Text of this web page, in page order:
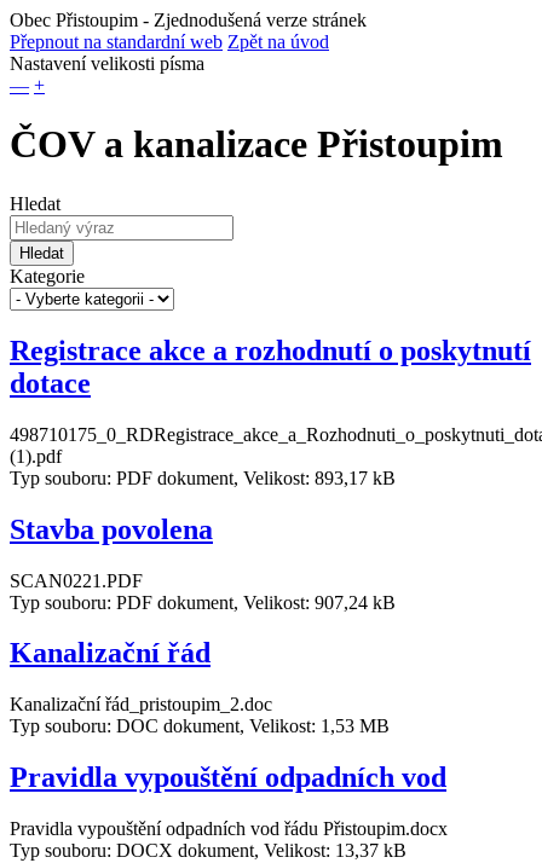
Obec Přistoupim - Zjednodušená verze stránek
Přepnout na standardní web Zpět na úvod
Nastavení velikosti písma
— +
ČOV a kanalizace Přistoupim
Hledat
Hledat
Kategorie
Registrace akce a rozhodnutí o poskytnutí
dotace
(1).pdf
Typ souboru: PDF dokument, Velikost: 893,17 kB
Stavba povolena
SCAN0221.PDF
Typ souboru: PDF dokument, Velikost: 907,24 kB
Kanalizační řád
Kanalizační řád_pristoupim_2.doc
Typ souboru: DOC dokument, Velikost: 1,53 MB
Pravidla vypouštění odpadních vod
Pravidla vypouštění odpadních vod řádu Přistoupim.docx
Typ souboru: DOCX dokument, Velikost: 13,37 kB